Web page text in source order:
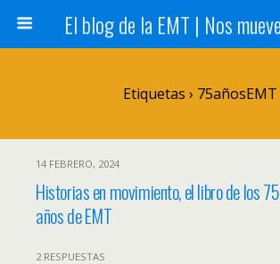
Etiquetas › 75añosEMT
14 FEBRERO, 2024
Historias en movimiento, el libro de los 75
años de EMT
2 RESPUESTAS